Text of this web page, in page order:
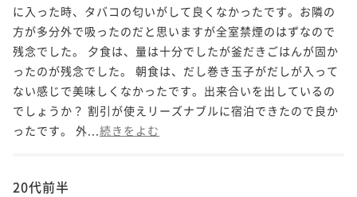
に入った時、タバコの匂いがして良くなかったです。お隣の
方が多分外で吸ったのだと思いますが全室禁煙のはずなので
残念でした。 夕食は、量は十分でしたが釜だきごはんが固か
ったのが残念でした。 朝食は、だし巻き玉子がだしが入って
ない感じで美味しくなかったです。出来合いを出しているの
でしょうか？ 割引が使えリーズナブルに宿泊できたので良か
ったです。 外... 続きをよむ
20代前半